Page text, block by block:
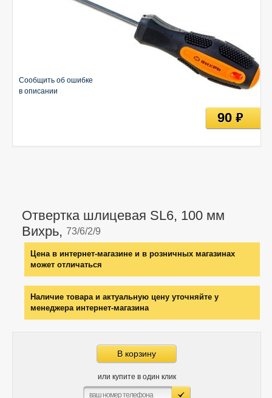
Отвертка шлицевая SL6, 100 мм
Вихрь, 73/6/2/9
Цена в интернет-магазине и в розничных магазинах
может отличаться
Наличие товара и актуальную цену уточняйте у
менеджера интернет-магазина
В корзину
или купите в один клик
Сообщить об ошибке
в описании
90руб